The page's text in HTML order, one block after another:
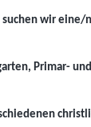
wir
Primar-